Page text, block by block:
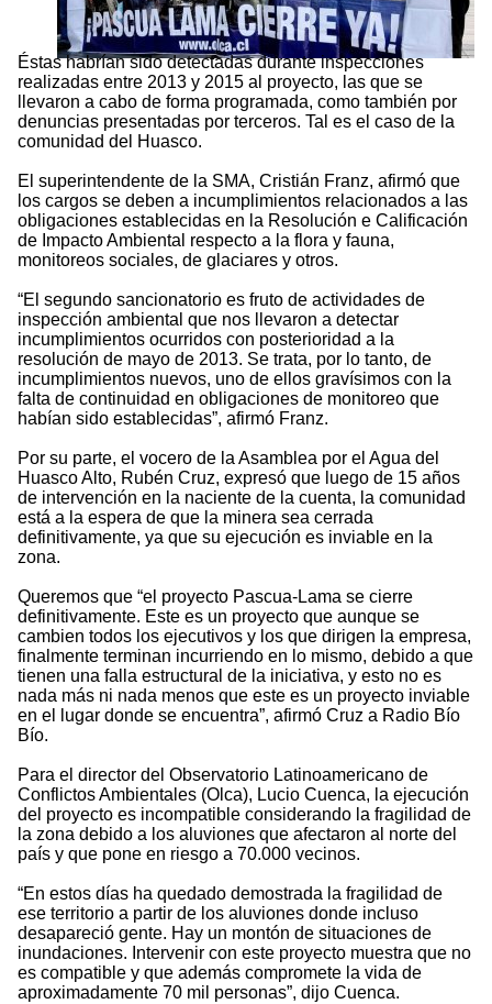
Éstas habrían sido detectadas durante inspecciones
realizadas entre 2013 y 2015 al proyecto, las que se
llevaron a cabo de forma programada, como también por
denuncias presentadas por terceros. Tal es el caso de la
comunidad del Huasco.
El superintendente de la SMA, Cristián Franz, afirmó que
los cargos se deben a incumplimientos relacionados a las
obligaciones establecidas en la Resolución e Calificación
de Impacto Ambiental respecto a la flora y fauna,
monitoreos sociales, de glaciares y otros.
“El segundo sancionatorio es fruto de actividades de
inspección ambiental que nos llevaron a detectar
incumplimientos ocurridos con posterioridad a la
resolución de mayo de 2013. Se trata, por lo tanto, de
incumplimientos nuevos, uno de ellos gravísimos con la
falta de continuidad en obligaciones de monitoreo que
habían sido establecidas”, afirmó Franz.
Por su parte, el vocero de la Asamblea por el Agua del
Huasco Alto, Rubén Cruz, expresó que luego de 15 años
de intervención en la naciente de la cuenta, la comunidad
está a la espera de que la minera sea cerrada
definitivamente, ya que su ejecución es inviable en la
zona.
Queremos que “el proyecto Pascua-Lama se cierre
definitivamente. Este es un proyecto que aunque se
cambien todos los ejecutivos y los que dirigen la empresa,
finalmente terminan incurriendo en lo mismo, debido a que
tienen una falla estructural de la iniciativa, y esto no es
nada más ni nada menos que este es un proyecto inviable
en el lugar donde se encuentra”, afirmó Cruz a Radio Bío
Bío.
Para el director del Observatorio Latinoamericano de
Conflictos Ambientales (Olca), Lucio Cuenca, la ejecución
del proyecto es incompatible considerando la fragilidad de
la zona debido a los aluviones que afectaron al norte del
país y que pone en riesgo a 70.000 vecinos.
“En estos días ha quedado demostrada la fragilidad de
ese territorio a partir de los aluviones donde incluso
desapareció gente. Hay un montón de situaciones de
inundaciones. Intervenir con este proyecto muestra que no
es compatible y que además compromete la vida de
aproximadamente 70 mil personas”, dijo Cuenca.